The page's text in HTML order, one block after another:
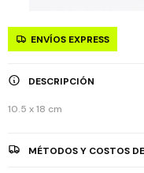
ENVÍOS EXPRESS
DESCRIPCIÓN
10.5 x 18 cm
MÉTODOS Y COSTOS